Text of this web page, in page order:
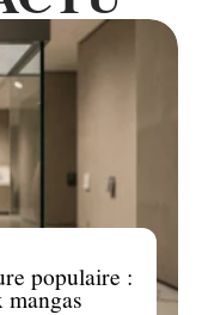
populaire :
mangas